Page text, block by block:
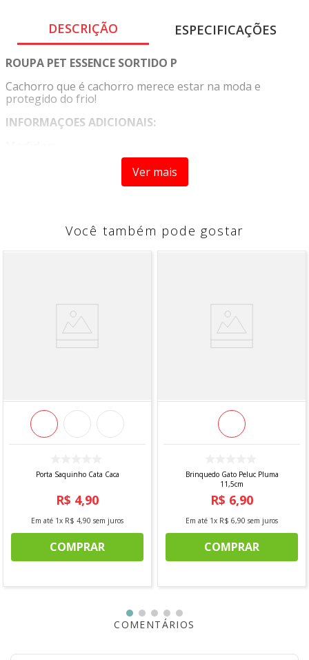
DESCRIÇÃO ESPECIFICAÇÕES
ROUPA PET ESSENCE SORTIDO P
Cachorro que é cachorro merece estar na moda e
protegido do frio!
INFORMAÇOES ADICIONAIS:
100% PoliesterVer mais
Você também pode gostar
Porta Saquinho Cata Caca
R$ 4,90
Em até 1x R$ 4,90 sem juros
COMPRAR
Brinquedo Gato Peluc Pluma
11,5cm
R$ 6,90
Em até 1x R$ 6,90 sem juros
COMPRAR
COMENTÁRIOS